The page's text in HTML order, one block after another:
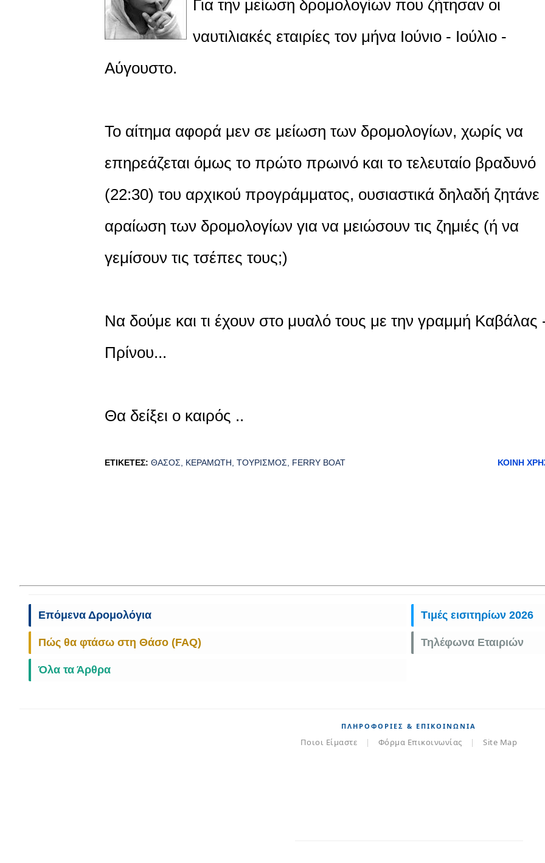
Για την μείωση δρομολογίων που ζήτησαν οι
ναυτιλιακές εταιρίες τον μήνα Ιούνιο - Ιούλιο -
Αύγουστο.
Το αίτημα αφορά μεν σε μείωση των δρομολογίων, χωρίς να
επηρεάζεται όμως το πρώτο πρωινό και το τελευταίο βραδυνό
(22:30) του αρχικού προγράμματος, ουσιαστικά δηλαδή ζητάνε
αραίωση των δρομολογίων για να μειώσουν τις ζημιές (ή να
γεμίσουν τις τσέπες τους;)
Να δούμε και τι έχουν στο μυαλό τους με την γραμμή Καβάλας
Πρίνου...
Θα δείξει ο καιρός ..
ΕΤΙΚΈΤΕΣ: ΘΆΣΟΣ ΚΕΡΑΜΩΤΉ ΤΟΥΡΙΣΜΌΣ FERRY BOAT ΚΟΙΝΉ
Επόμενα Δρομολόγια Τιμές εισιτηρίων 2026
Πώς θα φτάσω στη Θάσο (FAQ) Τηλέφωνα Εταιριών
Όλα τα Άρθρα
ΠΛΗΡΟΦΟΡΊΕΣ & ΕΠΙΚΟΙΝΩΝΊΑ
Ποιοι Είμαστε | Φόρμα Επικοινωνίας | Site Map